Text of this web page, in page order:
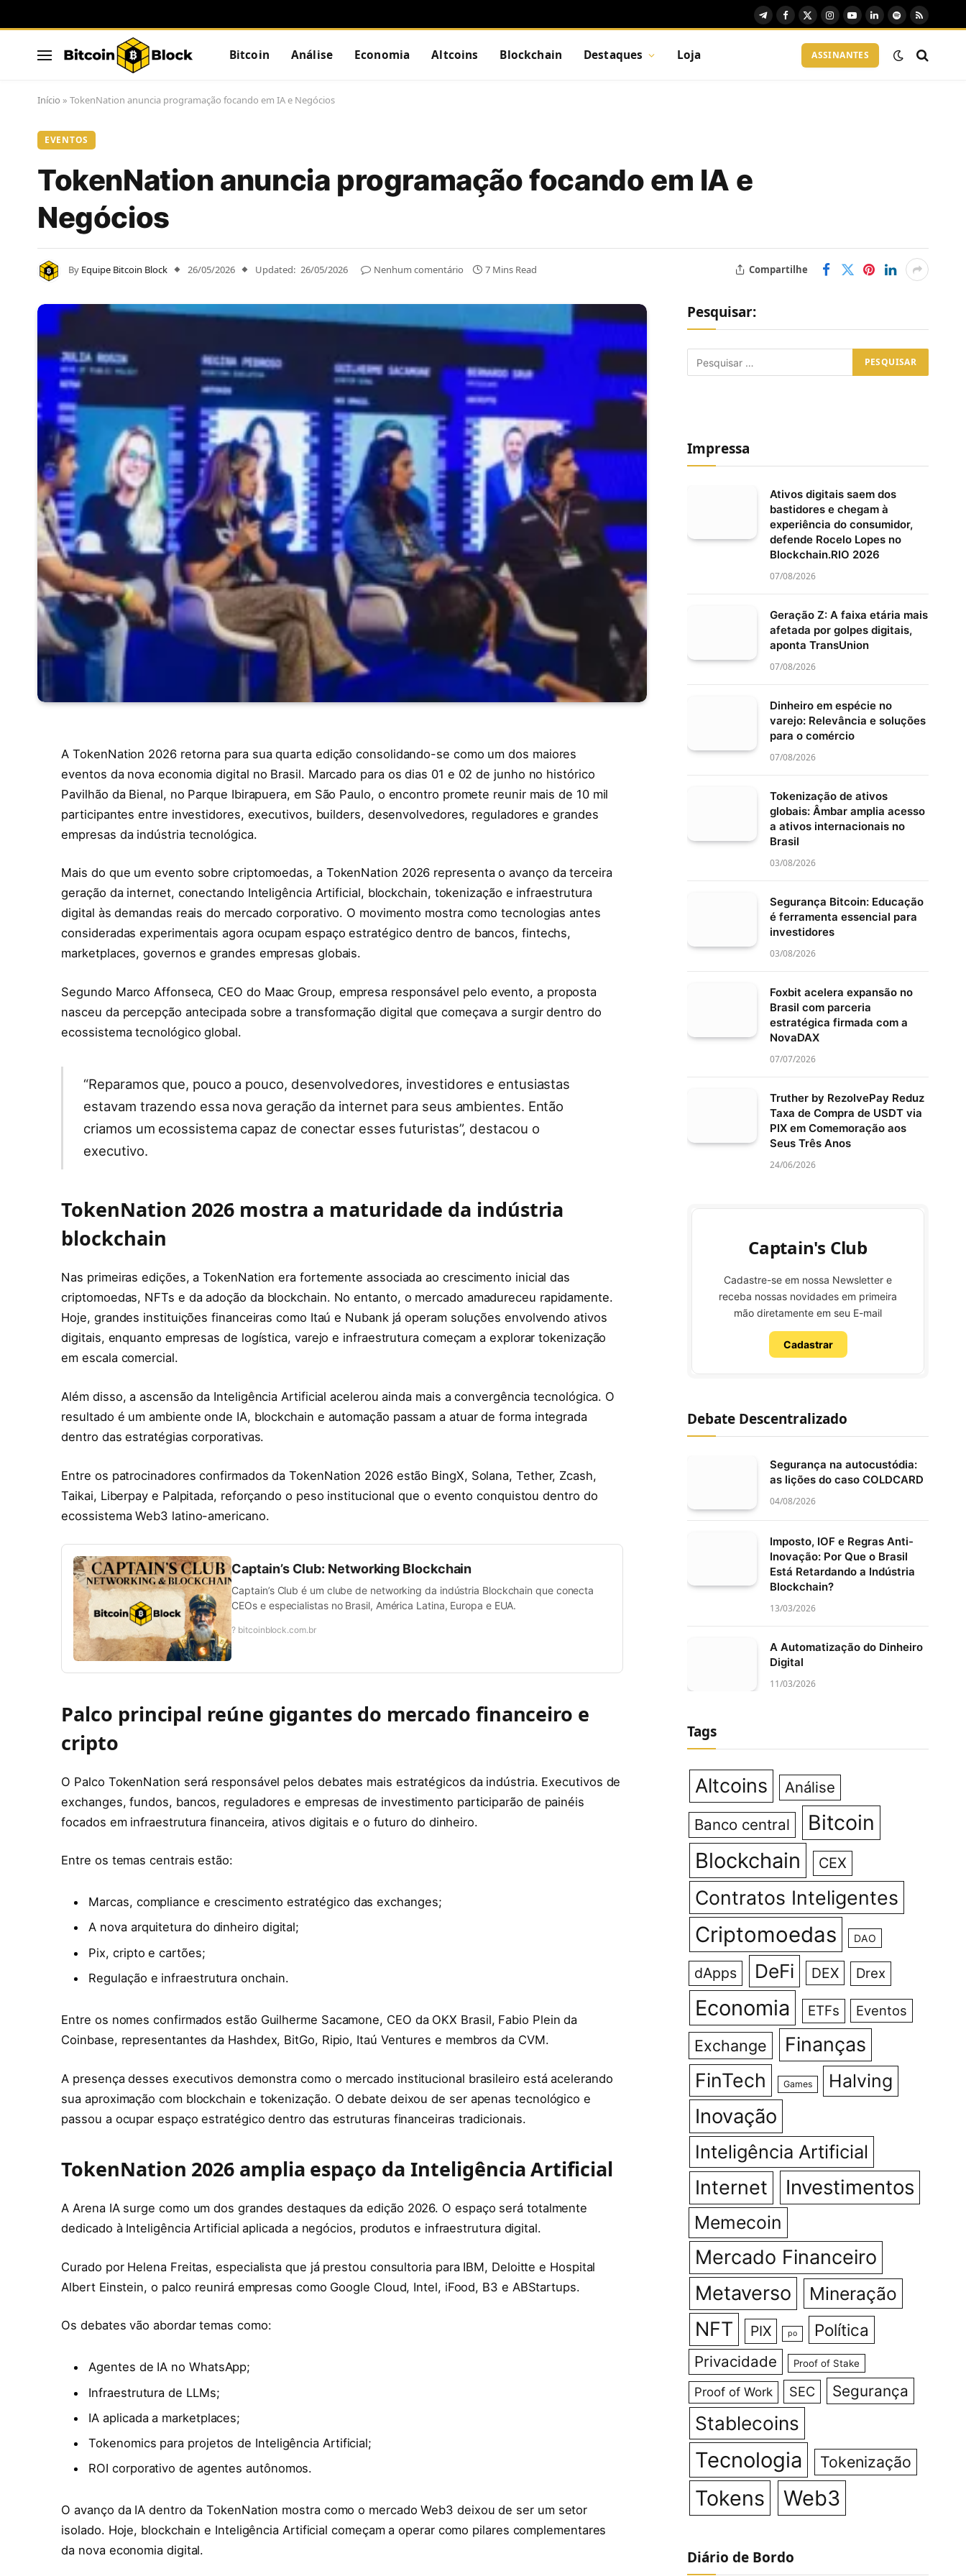
TelegramFacebook
X
Instagram
YouTubeLinkedIn
Spotify
RSS
Bitcoin Análise Economia Altcoins Blockchain Destaques Loja ASSINANTES
Início » TokenNation anuncia programação focando em IA e Negócios
EVENTOS
TokenNation anuncia programação focando em IA e
Negócios
By Equipe Bitcoin Block 26/05/2026 Updated: 26/05/2026 Nenhum comentário 7 Mins Read Compartilhe
A TokenNation 2026 retorna para sua quarta edição consolidando-se como um dos maiores
eventos da nova economia digital no Brasil. Marcado para os dias 01 e 02 de junho no histórico
Pavilhão da Bienal, no Parque Ibirapuera, em São Paulo, o encontro promete reunir mais de 10 mil
participantes entre investidores, executivos, builders, desenvolvedores, reguladores e grandes
empresas da indústria tecnológica.
Mais do que um evento sobre criptomoedas, a TokenNation 2026 representa o avanço da terceira
geração da internet, conectando Inteligência Artificial, blockchain, tokenização e infraestrutura
digital às demandas reais do mercado corporativo. O movimento mostra como tecnologias antes
consideradas experimentais agora ocupam espaço estratégico dentro de bancos, fintechs,
marketplaces, governos e grandes empresas globais.
Segundo Marco Affonseca, CEO do Maac Group, empresa responsável pelo evento, a proposta
nasceu da percepção antecipada sobre a transformação digital que começava a surgir dentro do
ecossistema tecnológico global.
“Reparamos que, pouco a pouco, desenvolvedores, investidores e entusiastas
estavam trazendo essa nova geração da internet para seus ambientes. Então
criamos um ecossistema capaz de conectar esses futuristas”, destacou o
executivo.
TokenNation 2026 mostra a maturidade da indústria
blockchain
Nas primeiras edições, a TokenNation era fortemente associada ao crescimento inicial das
criptomoedas, NFTs e da adoção da blockchain. No entanto, o mercado amadureceu rapidamente.
Hoje, grandes instituições financeiras como Itaú e Nubank já operam soluções envolvendo ativos
digitais, enquanto empresas de logística, varejo e infraestrutura começam a explorar tokenização
em escala comercial.
Além disso, a ascensão da Inteligência Artificial acelerou ainda mais a convergência tecnológica. O
resultado é um ambiente onde IA, blockchain e automação passam a atuar de forma integrada
dentro das estratégias corporativas.
Entre os patrocinadores confirmados da TokenNation 2026 estão BingX, Solana, Tether, Zcash,
Taikai, Liberpay e Palpitada, reforçando o peso institucional que o evento conquistou dentro do
ecossistema Web3 latino-americano.
Captain’s Club: Networking Blockchain
Captain’s Club é um clube de networking da indústria Blockchain que conecta
CEOs e especialistas no Brasil, América Latina, Europa e EUA.
? bitcoinblock.com.br
Palco principal reúne gigantes do mercado financeiro e
cripto
O Palco TokenNation será responsável pelos debates mais estratégicos da indústria. Executivos de
exchanges, fundos, bancos, reguladores e empresas de investimento participarão de painéis
focados em infraestrutura financeira, ativos digitais e o futuro do dinheiro.
Entre os temas centrais estão:
Marcas, compliance e crescimento estratégico das exchanges;
A nova arquitetura do dinheiro digital;
Pix, cripto e cartões;
Regulação e infraestrutura onchain.
Entre os nomes confirmados estão Guilherme Sacamone, CEO da OKX Brasil, Fabio Plein da
Coinbase, representantes da Hashdex, BitGo, Ripio, Itaú Ventures e membros da CVM.
A presença desses executivos demonstra como o mercado institucional brasileiro está acelerando
sua aproximação com blockchain e tokenização. O debate deixou de ser apenas tecnológico e
passou a ocupar espaço estratégico dentro das estruturas financeiras tradicionais.
TokenNation 2026 amplia espaço da Inteligência Artificial
A Arena IA surge como um dos grandes destaques da edição 2026. O espaço será totalmente
dedicado à Inteligência Artificial aplicada a negócios, produtos e infraestrutura digital.
Curado por Helena Freitas, especialista que já prestou consultoria para IBM, Deloitte e Hospital
Albert Einstein, o palco reunirá empresas como Google Cloud, Intel, iFood, B3 e ABStartups.
Os debates vão abordar temas como:
Agentes de IA no WhatsApp;
Infraestrutura de LLMs;
IA aplicada a marketplaces;
Tokenomics para projetos de Inteligência Artificial;
ROI corporativo de agentes autônomos.
O avanço da IA dentro da TokenNation mostra como o mercado Web3 deixou de ser um setor
isolado. Hoje, blockchain e Inteligência Artificial começam a operar como pilares complementares
da nova economia digital.
Pesquisar:
Impressa
Ativos digitais saem dos
bastidores e chegam à
experiência do consumidor,
defende Rocelo Lopes no
Blockchain.RIO 2026
07/08/2026
Geração Z: A faixa etária mais
afetada por golpes digitais,
aponta TransUnion
07/08/2026
Dinheiro em espécie no
varejo: Relevância e soluções
para o comércio
07/08/2026
Tokenização de ativos
globais: Âmbar amplia acesso
a ativos internacionais no
Brasil
03/08/2026
Segurança Bitcoin: Educação
é ferramenta essencial para
investidores
03/08/2026
Foxbit acelera expansão no
Brasil com parceria
estratégica firmada com a
NovaDAX
07/07/2026
Truther by RezolvePay Reduz
Taxa de Compra de USDT via
PIX em Comemoração aos
Seus Três Anos
24/06/2026
Captain's Club
Cadastre-se em nossa Newsletter e
receba nossas novidades em primeira
mão diretamente em seu E-mail
Cadastrar
Debate Descentralizado
Segurança na autocustódia:
as lições do caso COLDCARD
04/08/2026
Imposto, IOF e Regras Anti-
Inovação: Por Que o Brasil
Está Retardando a Indústria
Blockchain?
13/03/2026
A Automatização do Dinheiro
Digital
11/03/2026
Tags
Altcoins Análise
Banco central
Bitcoin
Blockchain
CEX
Contratos Inteligentes
Criptomoedas DAO
dApps DeFi DEX Drex
Economia ETFs Eventos
Exchange Finanças
FinTech Games Halving
Inovação
Inteligência Artificial
Internet Investimentos
Memecoin
Mercado Financeiro
Metaverso
Mineração
NFT PIX po Política
Privacidade Proof of Stake
Proof of Work SEC Segurança
Stablecoins
Tecnologia Tokenização
Tokens Web3
Diário de Bordo